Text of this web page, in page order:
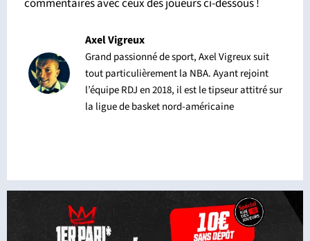
commentaires avec ceux des joueurs ci-dessous !
Axel Vigreux
Grand passionné de sport, Axel Vigreux suit
tout particulièrement la NBA. Ayant rejoint
l’équipe RDJ en 2018, il est le tipseur attitré sur
la ligue de basket nord-américaine